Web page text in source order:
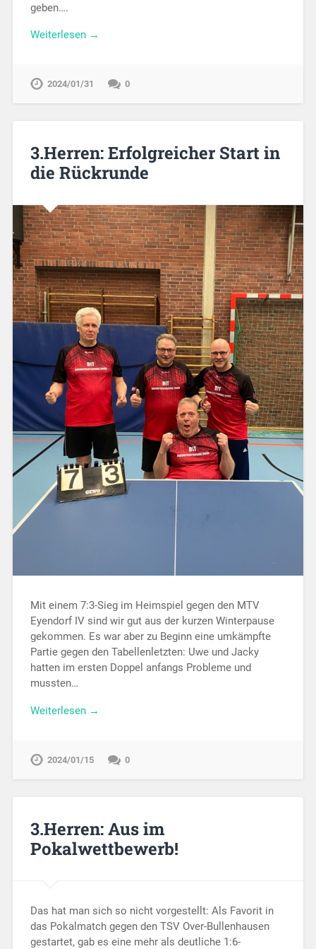
geben….
Weiterlesen →
2024/01/31 0
3.Herren: Erfolgreicher Start in
die Rückrunde
Mit einem 7:3-Sieg im Heimspiel gegen den MTV
Eyendorf IV sind wir gut aus der kurzen Winterpause
gekommen. Es war aber zu Beginn eine umkämpfte
Partie gegen den Tabellenletzten: Uwe und Jacky
hatten im ersten Doppel anfangs Probleme und
mussten…
Weiterlesen →
2024/01/15 0
3.Herren: Aus im
Pokalwettbewerb!
Das hat man sich so nicht vorgestellt: Als Favorit in
das Pokalmatch gegen den TSV Over-Bullenhausen
gestartet, gab es eine mehr als deutliche 1:6-